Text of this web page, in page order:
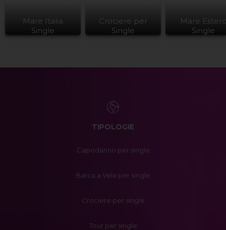
Mare Italia
Single
Crociere per
Single
Mare
Single
TIPOLOGIE
Capodanno per single
Barca a Vela per single
Crociere per single
Tour per single